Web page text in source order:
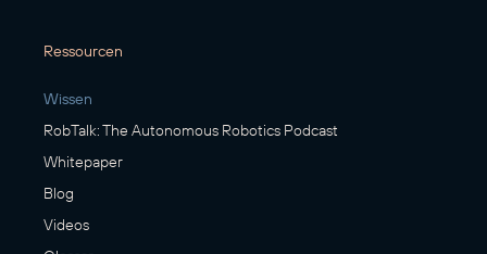
Ressourcen
Wissen
RobTalk: The Autonomous Robotics Podcast
Whitepaper
Blog
Videos